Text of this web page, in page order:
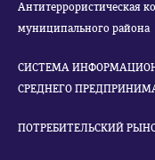
Антитеррористическая
муниципального района
СИСТЕМА
СРЕДНЕГО
ПОТРЕБИТЕЛЬСКИЙ